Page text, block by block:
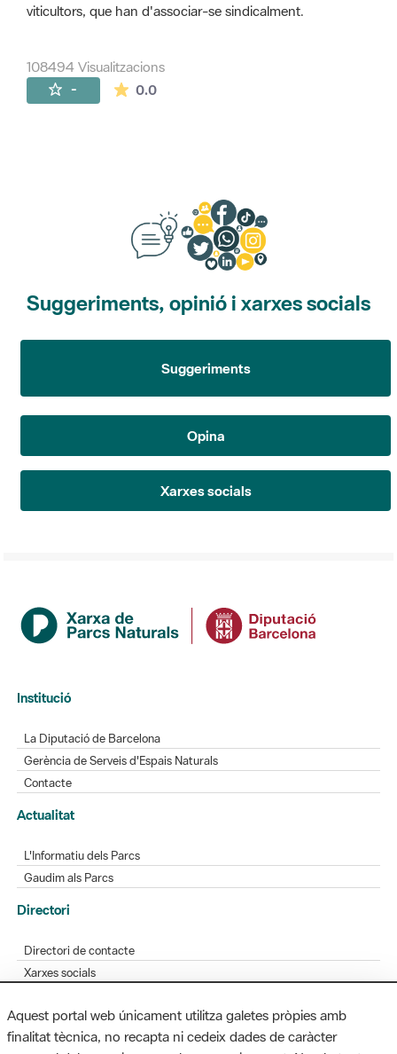
viticultors, que han d'associar-se sindicalment.
108494 Visualitzacions
- 0.0La mitjana de les valoracions és de 0
Suggeriments, opinió i xarxes socials
Suggeriments
Opina
Xarxes socials
Institució
La Diputació de Barcelona
Gerència de Serveis d'Espais Naturals
Contacte
Actualitat
L'Informatiu dels Parcs
Gaudim als Parcs
Directori
Directori de contacte
Xarxes socials
Bústia de suggeriments
Opineu sobre els parcs
Aquest portal web únicament utilitza galetes pròpies amb
finalitat tècnica, no recapta ni cedeix dades de caràcter